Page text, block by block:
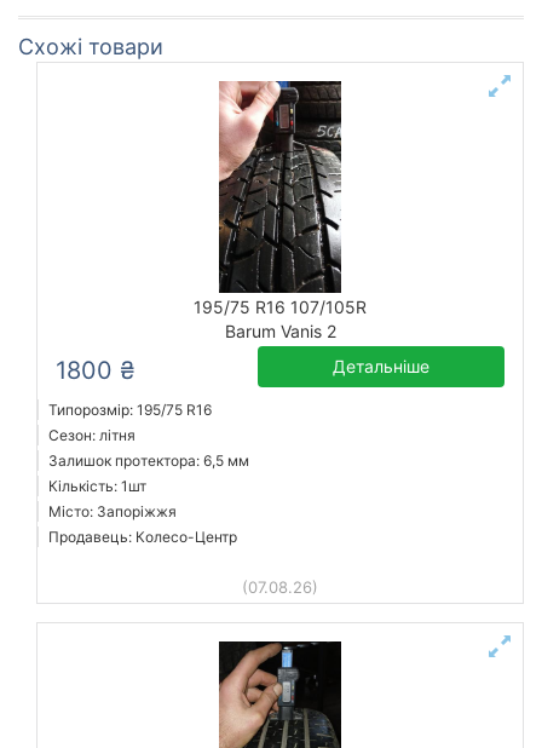
Схожі товари
195/75 R16 107/105R
Barum Vanis 2
1800 ₴ Детальніше
Типорозмір: 195/75 R16
Сезон: літня
Залишок протектора: 6,5 мм
Кількість: 1шт
Місто: Запоріжжя
Продавець: Колесо-Центр
(07.08.26)